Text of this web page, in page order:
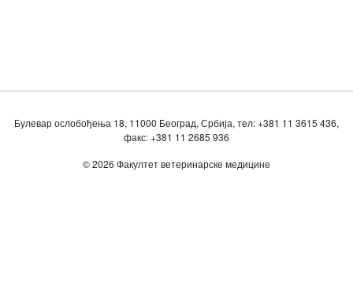
Булевар ослобођења 18, 11000 Београд, Србија, тел: +381 11 3615 436,
факс: +381 11 2685 936
© 2026 Факултет ветеринарске медицине